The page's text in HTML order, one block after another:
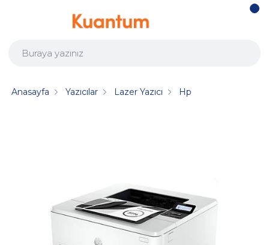
Anasayfa Yazıcılar Lazer Yazıcı Hp